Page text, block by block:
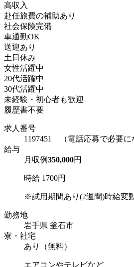
高収入
赴任旅費の補助あり
社会保険完備
車通勤OK
送迎あり
土日休み
女性活躍中
20代活躍中
30代活躍中
未経験・初心者も歓迎
履歴書不要
求人番号
1197451 （電話応募で必要に
給与
月収例350,000円
時給 1700円
※試用期間あり(2週間)時給変
勤務地
岩手県 釜石市
寮・社宅
あり（無料）
エアコンやテレビなど